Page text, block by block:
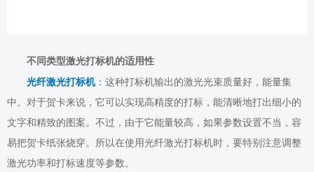
不同类型激光打标机的适用性
光纤激光打标机：这种打标机输出的激光光束质量好，能量集
中。对于贺卡来说，它可以实现高精度的打标，能清晰地打出细小的
文字和精致的图案。不过，由于它能量较高，如果参数设置不当，容
易把贺卡纸张烧穿。所以在使用光纤激光打标机时，要特别注意调整
激光功率和打标速度等参数。